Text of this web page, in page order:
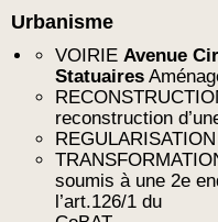
Urbanisme
VOIRIE Avenue
Statuaires
reconstruction
soumis à une 2e
l’art.126/1 du